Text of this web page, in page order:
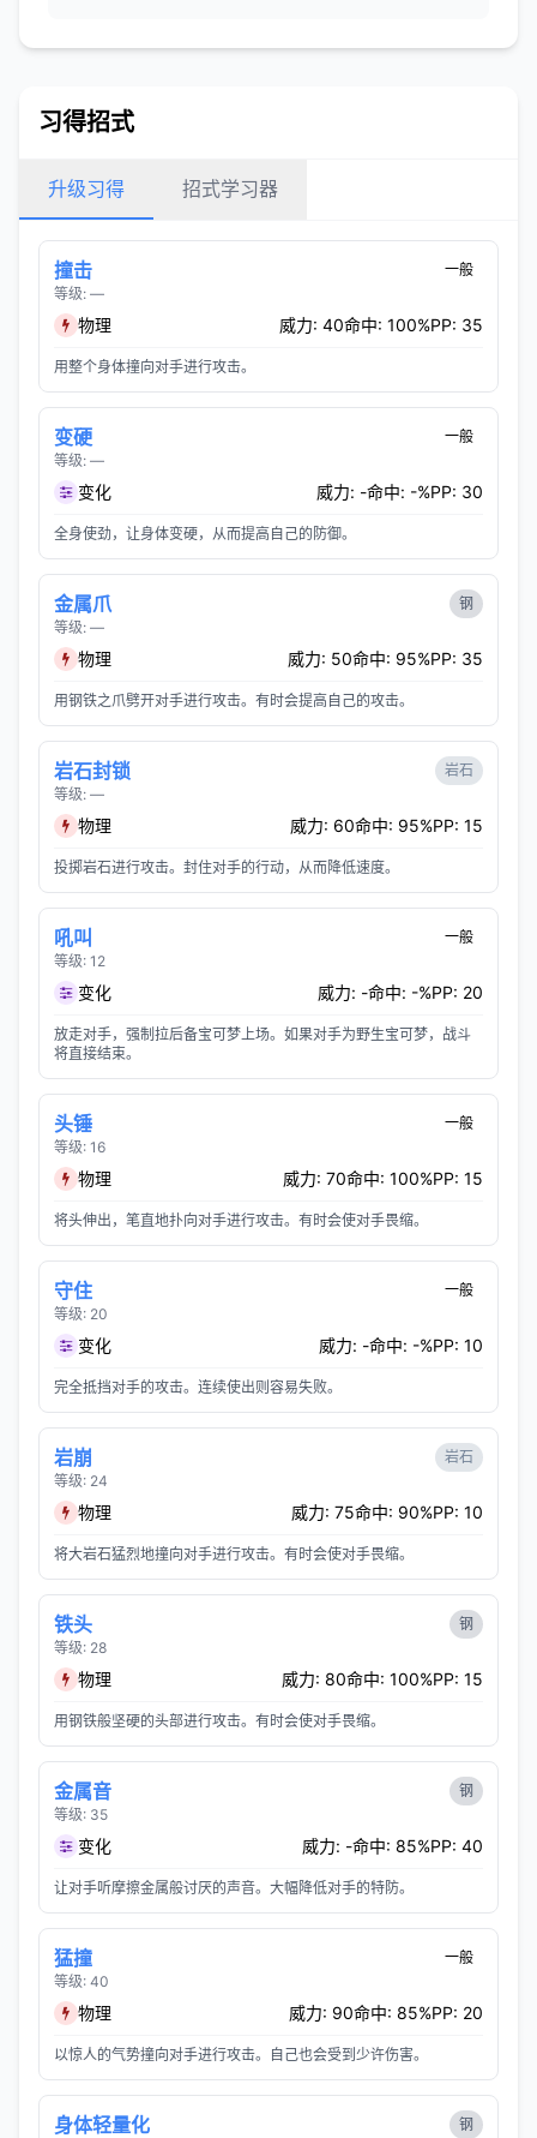
习得招式
升级习得 招式学习器
撞击
等级: —
一般
物理 威力: 40命中: 100%PP: 35
用整个身体撞向对手进行攻击。
变硬
等级: —
一般
变化 威力: -命中: -%PP: 30
全身使劲，让身体变硬，从而提高自己的防御。
金属爪
等级: —
钢
物理 威力: 50命中: 95%PP: 35
用钢铁之爪劈开对手进行攻击。有时会提高自己的攻击。
岩石封锁
等级: —
岩石
物理 威力: 60命中: 95%PP: 15
投掷岩石进行攻击。封住对手的行动，从而降低速度。
吼叫
等级: 12
一般
变化 威力: -命中: -%PP: 20
放走对手，强制拉后备宝可梦上场。如果对手为野生宝可梦，战斗
将直接结束。
头锤
等级: 16
一般
物理 威力: 70命中: 100%PP: 15
将头伸出，笔直地扑向对手进行攻击。有时会使对手畏缩。
守住
等级: 20
一般
变化 威力: -命中: -%PP: 10
完全抵挡对手的攻击。连续使出则容易失败。
岩崩
等级: 24
岩石
物理 威力: 75命中: 90%PP: 10
将大岩石猛烈地撞向对手进行攻击。有时会使对手畏缩。
铁头
等级: 28
钢
物理 威力: 80命中: 100%PP: 15
用钢铁般坚硬的头部进行攻击。有时会使对手畏缩。
金属音
等级: 35
钢
变化 威力: -命中: 85%PP: 40
让对手听摩擦金属般讨厌的声音。大幅降低对手的特防。
猛撞
等级: 40
一般
物理 威力: 90命中: 85%PP: 20
以惊人的气势撞向对手进行攻击。自己也会受到少许伤害。
身体轻量化 钢